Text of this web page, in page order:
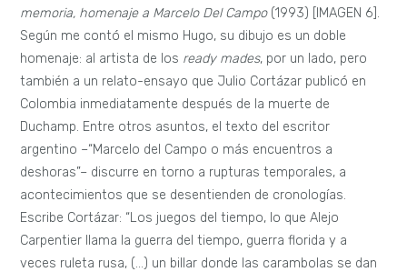
memoria, homenaje a Marcelo Del Campo (1993) [IMAGEN 6].
Según me contó el mismo Hugo, su dibujo es un doble
homenaje: al artista de los ready mades, por un lado, pero
también a un relato-ensayo que Julio Cortázar publicó en
Colombia inmediatamente después de la muerte de
Duchamp. Entre otros asuntos, el texto del escritor
argentino –“Marcelo del Campo o más encuentros a
deshoras”– discurre en torno a rupturas temporales, a
acontecimientos que se desentienden de cronologías.
Escribe Cortázar: “Los juegos del tiempo, lo que Alejo
Carpentier llama la guerra del tiempo, guerra florida y a
veces ruleta rusa, (…) un billar donde las carambolas se dan